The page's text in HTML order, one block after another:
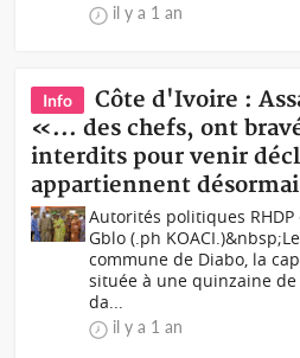
il y a 1 an
Info
Côte d'Ivoire :
«... des chefs, ont
interdits pour venir
appartiennent
Autorités politiques
Gblo (.ph
commune de Diabo, la
située à une quinzaine
da...
il y a 1 an